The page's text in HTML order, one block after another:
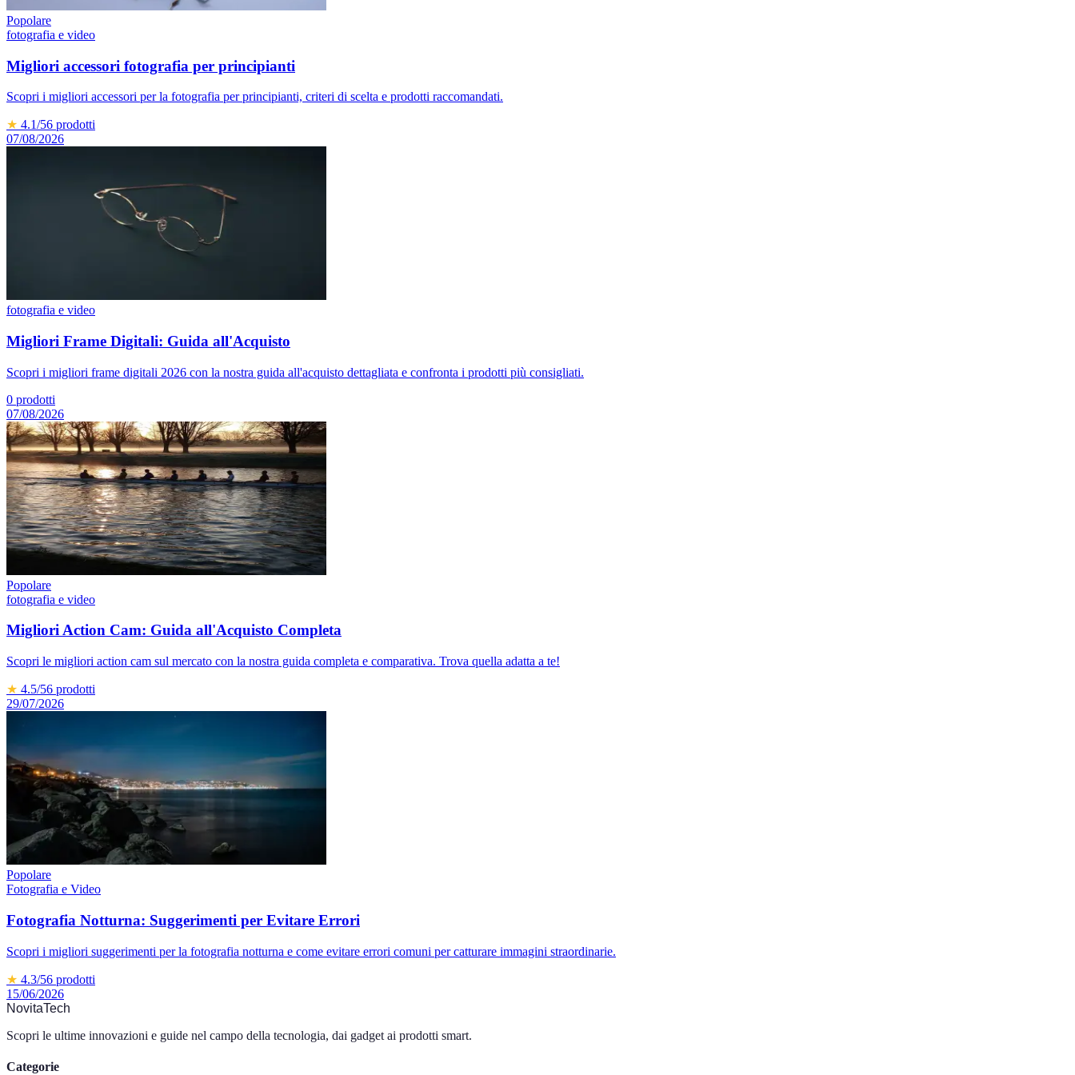
Popolare
fotografia e video
Migliori accessori fotografia per principianti
Scopri i migliori accessori per la fotografia per principianti, criteri di scelta e prodotti raccomandati.
★ 4.1/56 prodotti
07/08/2026
fotografia e video
Migliori Frame Digitali: Guida all'Acquisto
Scopri i migliori frame digitali 2026 con la nostra guida all'acquisto dettagliata e confronta i prodotti più consigliati.
0 prodotti
07/08/2026
Popolare
fotografia e video
Migliori Action Cam: Guida all'Acquisto Completa
Scopri le migliori action cam sul mercato con la nostra guida completa e comparativa. Trova quella adatta a te!
★ 4.5/56 prodotti
29/07/2026
Popolare
Fotografia e Video
Fotografia Notturna: Suggerimenti per Evitare Errori
Scopri i migliori suggerimenti per la fotografia notturna e come evitare errori comuni per catturare immagini straordinarie.
★ 4.3/56 prodotti
15/06/2026
NovitaTech
Scopri le ultime innovazioni e guide nel campo della tecnologia, dai gadget ai prodotti smart.
Categorie